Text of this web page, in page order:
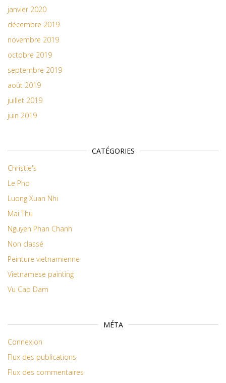
janvier 2020
décembre 2019
novembre 2019
octobre 2019
septembre 2019
août 2019
juillet 2019
juin 2019
CATÉGORIES
Christie's
Le Pho
Luong Xuan Nhi
Mai Thu
Nguyen Phan Chanh
Non classé
Peinture vietnamienne
Vietnamese painting
Vu Cao Dam
MÉTA
Connexion
Flux des publications
Flux des commentaires